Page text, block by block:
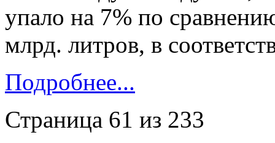
упало на 7% по
млрд. литров, в
Подробнее...
Страница 61 из 233